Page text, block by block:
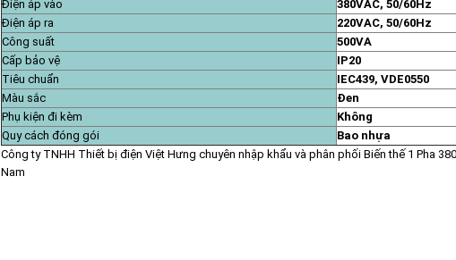
Điện áp vào
380VAC, 50/60Hz
Điện áp ra
220VAC, 50/60Hz
Công suất
500VA
Cấp bảo vệ
IP20
Tiêu chuẩn
IEC439, VDE0550
Màu sắc
Đen
Phụ kiện đi kèm
Không
Quy cách đóng gói
Bao nhựa
Công ty TNHH Thiết bị điện Việt Hưng chuyên nhập khẩu và phân phối Biến thế 1 Pha
Nam